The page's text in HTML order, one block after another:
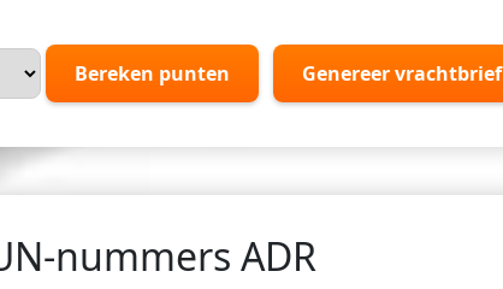
Bereken punten
Genereer vrachtbrief
nummers ADR